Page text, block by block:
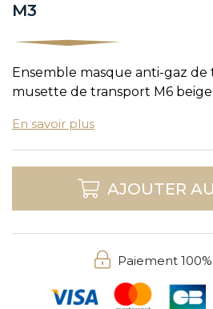
M3
Ensemble masque anti-gaz de
musette de transport M6 beige
En savoir plus
AJOUTER
Paiement